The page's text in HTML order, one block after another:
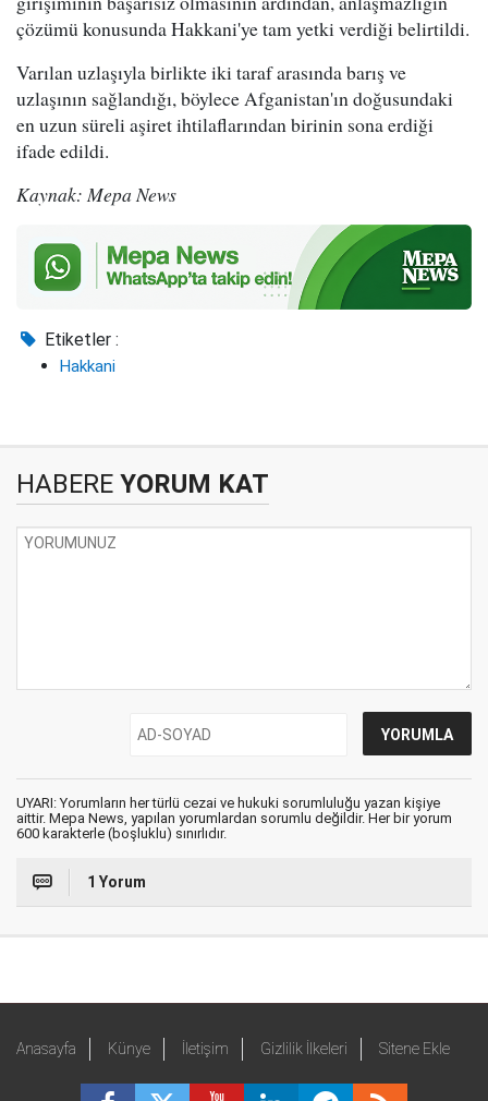
çözümü konusunda Hakkani'ye tam yetki verdiği belirtildi.
Varılan uzlaşıyla birlikte iki taraf arasında barış ve
uzlaşının sağlandığı, böylece Afganistan'ın doğusundaki
en uzun süreli aşiret ihtilaflarından birinin sona erdiği
ifade edildi.
Kaynak: Mepa News
Etiketler :
Hakkani
HABERE YORUM KAT
UYARI: Yorumların her türlü cezai ve hukuki sorumluluğu yazan kişiye
aittir. Mepa News, yapılan yorumlardan sorumlu değildir. Her bir yorum
600 karakterle (boşluklu) sınırlıdır.
1 Yorum
Anasayfa Künye İletişim Gizlilik İlkeleri Sitene Ekle